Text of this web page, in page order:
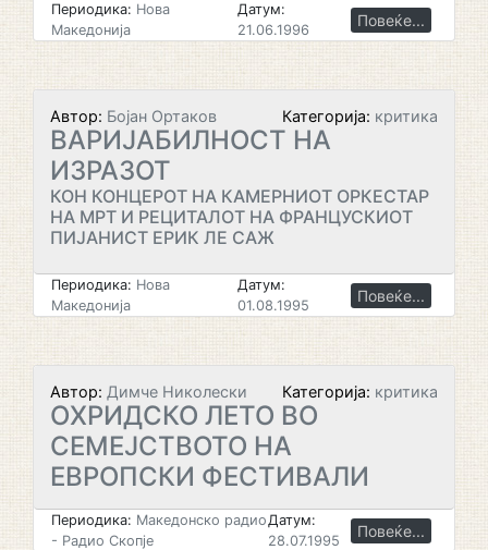
Периодика: Нова
Македонија
Датум:
21.06.1996
Повеќе...
Автор: Бојан Ортаков Категорија: критика
ВАРИЈАБИЛНОСТ НА
ИЗРАЗОТ
КОН КОНЦЕРОТ НА КАМЕРНИОТ ОРКЕСТАР
НА МРТ И РЕЦИТАЛОТ НА ФРАНЦУСКИОТ
ПИЈАНИСТ ЕРИК ЛЕ САЖ
Периодика: Нова
Македонија
Датум:
01.08.1995
Повеќе...
Автор: Димче Николески Категорија: критика
ОХРИДСКО ЛЕТО ВО
СЕМЕЈСТВОТО НА
ЕВРОПСКИ ФЕСТИВАЛИ
Периодика: Македонско радио
- Радио Скопје
Датум:
28.07.1995
Повеќе...